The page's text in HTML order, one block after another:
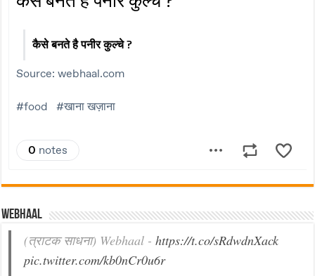
Webhaal
(त्राटक साधना) Webhaal -https://t.co/sRdwdnXack
pic.twitter.com/kb0nCr0u6r